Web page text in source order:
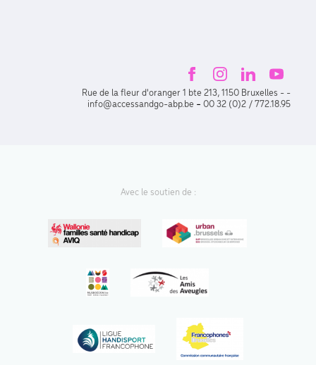
Rue de la fleur d'oranger 1 bte 213, 1150 Bruxelles - -
info@accessandgo-abp.be -00 32 (0)2 / 772.18.95
Avec le soutien de :